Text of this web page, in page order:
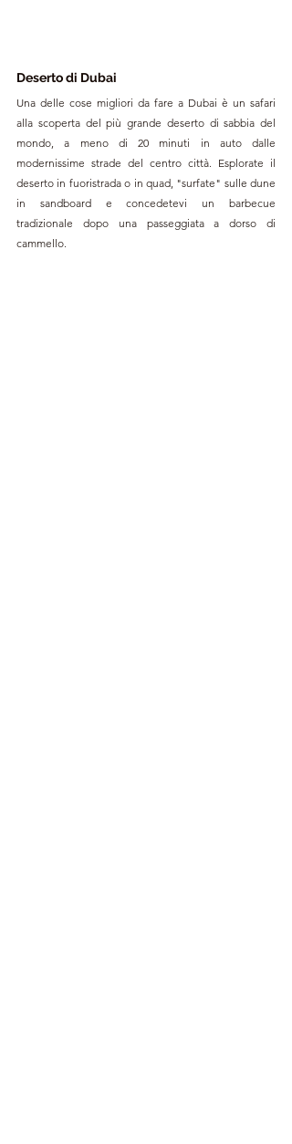
Deserto di Dubai
Una delle cose migliori da fare a Dubai è un safari
alla scoperta del più grande deserto di sabbia del
mondo, a meno di 20 minuti in auto dalle
modernissime strade del centro città. Esplorate il
deserto in fuoristrada o in quad, "surfate" sulle dune
in sandboard e concedetevi un barbecue
tradizionale dopo una passeggiata a dorso di
cammello.